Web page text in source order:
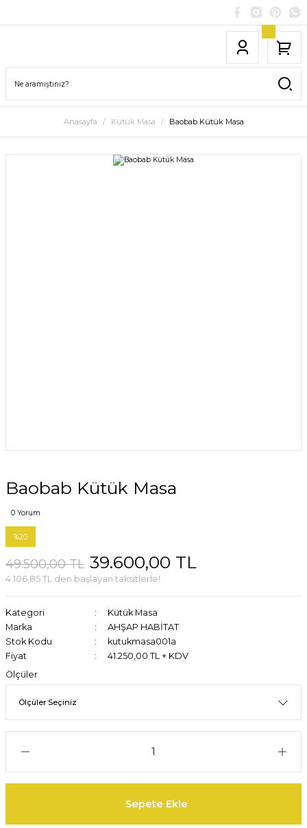
Anasayfa Kütük Masa Baobab Kütük Masa
Baobab Kütük Masa
0 Yorum
%20
49.500,00 TL 39.600,00 TL
4.106,85 TL den başlayan taksitlerle!
Kategori
Kütük Masa
Marka
AHŞAP HABİTAT
Stok Kodu
kutukmasa001a
Fiyat
41.250,00 TL + KDV
Ölçüler
Sepete Ekle